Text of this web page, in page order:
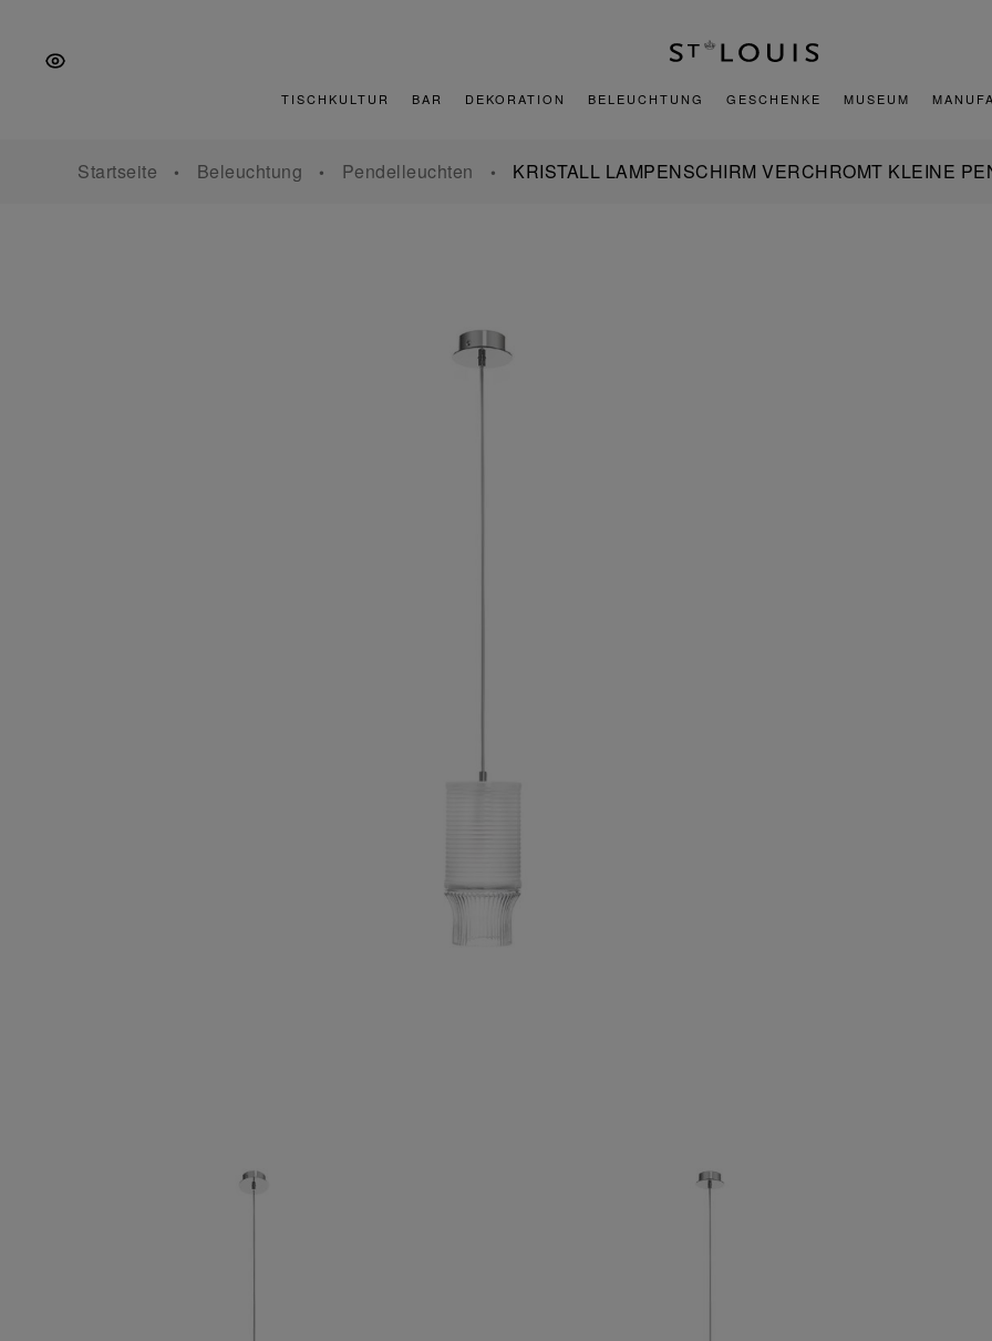
springen
springen
springen
TISCHKULTUR BAR DEKORATION BELEUCHTUNG GESCHENKE MUSEUM
Startseite Beleuchtung Pendelleuchten KRISTALL LAMPENSCHIRM VERCHROMT KLEINE